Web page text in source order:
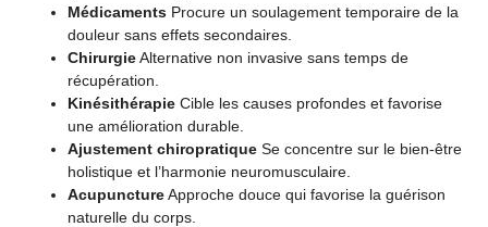
Médicaments Procure un soulagement temporaire de la
douleur sans effets secondaires.
ChirurgieAlternative non invasive sans temps de
récupération.
Kinésithérapie Cible les causes profondes et favorise
une amélioration durable.
Ajustement chiropratique Se concentre sur le bien-être
holistique et l’harmonie neuromusculaire.
AcupunctureApproche douce qui favorise la guérison
naturelle du corps.